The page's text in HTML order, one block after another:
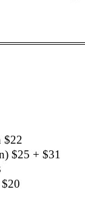
$22
$25 + $31